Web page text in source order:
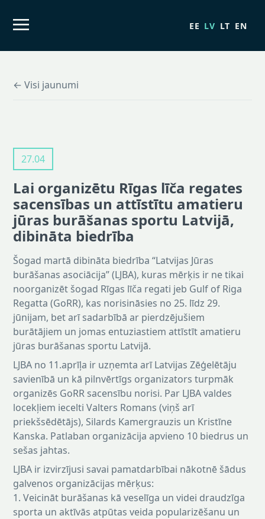
EE LV LT EN
← Visi jaunumi
27.04
Lai organizētu Rīgas līča regates
sacensības un attīstītu amatieru
jūras burāšanas sportu Latvijā,
dibināta biedrība
Šogad martā dibināta biedrība “Latvijas Jūras
burāšanas asociācija” (LJBA), kuras mērķis ir ne tikai
noorganizēt šogad Rīgas līča regati jeb Gulf of Riga
Regatta (GoRR), kas norisināsies no 25. līdz 29.
jūnijam, bet arī sadarbībā ar pierdzējušiem
burātājiem un jomas entuziastiem attīstīt amatieru
jūras burāšanas sportu Latvijā.
LJBA no 11.aprīļa ir uzņemta arī Latvijas Zēģelētāju
savienībā un kā pilnvērtīgs organizators turpmāk
organizēs GoRR sacensību norisi. Par LJBA valdes
locekļiem iecelti Valters Romans (viņš arī
priekšsēdētājs), Silards Kamergrauzis un Kristīne
Kanska. Patlaban organizācija apvieno 10 biedrus un
sešas jahtas.
LJBA ir izvirzījusi savai pamatdarbībai nākotnē šādus
galvenos organizācijas mērķus:
1. Veicināt burāšanas kā veselīga un videi draudzīga
sporta un aktīvās atpūtas veida popularizēšanu un